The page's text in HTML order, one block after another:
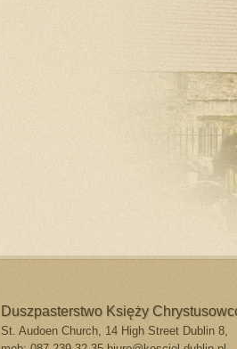
Duszpasterstwo Księży
St. Audoen Church, 14 High Street Dublin 8,